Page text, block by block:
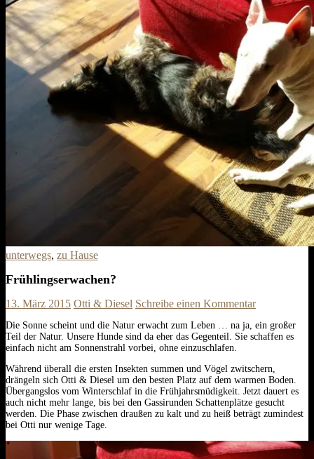
unterwegs, zu Hause
Frühlingserwachen?
13. März 2015 Otti & Diesel Schreibe einen Kommentar
Die Sonne scheint und die Natur erwacht zum Leben … na ja, ein großer
Teil der Natur. Unsere Hunde sind da eher das Gegenteil. Sie schaffen es
einfach nicht am Sonnenstrahl vorbei, ohne einzuschlafen.
Während überall die ersten Insekten summen und Vögel zwitschern,
drängeln sich Otti & Diesel um den besten Platz auf dem warmen Boden.
Übergangslos vom Winterschlaf in die Frühjahrsmüdigkeit. Jetzt dauert es
auch nicht mehr lange, bis bei den Gassirunden Schattenplätze gesucht
werden. Die Phase zwischen draußen zu kalt und zu heiß beträgt zumindest
bei Otti nur wenige Tage.